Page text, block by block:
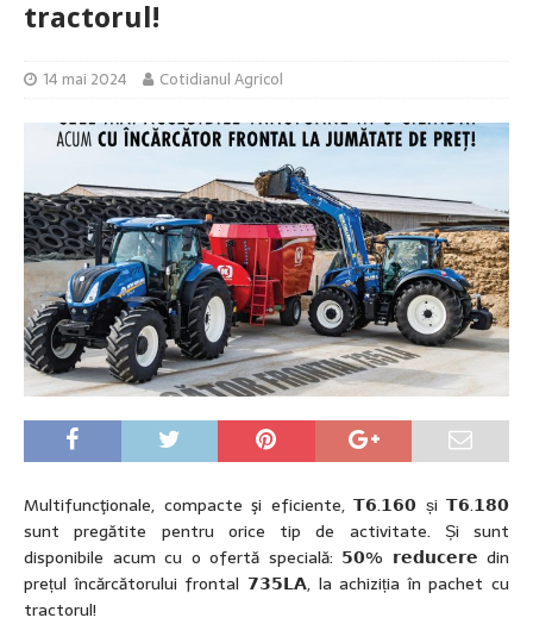
tractorul!
14 mai 2024 Cotidianul Agricol
Multifuncţionale, compacte şi eficiente, 𝗧𝟲.𝟭𝟲𝟬 și 𝗧𝟲.𝟭𝟴𝟬
sunt pregătite pentru orice tip de activitate. Și sunt
disponibile acum cu o ofertă specială: 𝟱𝟬% 𝗿𝗲𝗱𝘂𝗰𝗲𝗿𝗲 din
prețul încărcătorului frontal 𝟳𝟯𝟱𝗟𝗔, la achiziția în pachet cu
tractorul!